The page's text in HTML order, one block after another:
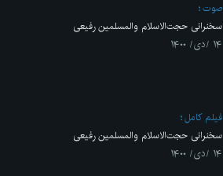
صوت
سخنرانی حجت‌الاسلام والمسلمین رفیعی
۱۴ /دی/ ۱۴۰۰
فیلم کامل
سخنرانی حجت‌الاسلام والمسلمین رفیعی
۱۴ /دی/ ۱۴۰۰